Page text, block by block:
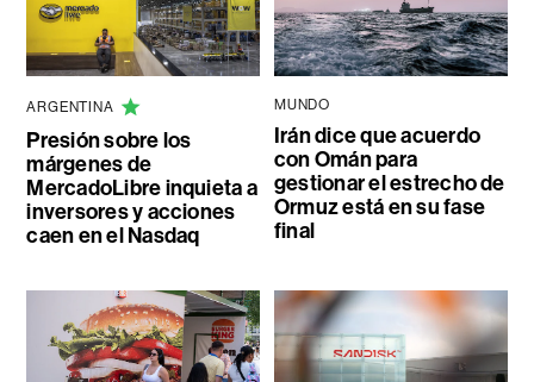
ARGENTINA
Presión sobre los
márgenes de
MercadoLibre inquieta a
inversores y acciones
caen en el Nasdaq
MUNDO
Irán dice que acuerdo
con Omán para
gestionar el estrecho de
Ormuz está en su fase
final